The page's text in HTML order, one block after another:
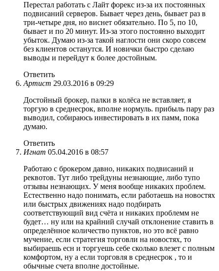
Перестал работать с Лайт форекс из-за их постоянных
подвисаний серверов. Бывает через день, бывает раз в
три-четыре дня, но виснет обязательно. По 5, по 10,
бывает и по 20 минут. Из-за этого постоянно выходит
убыток. Думаю из-за такой наглости они скоро совсем
без клиентов останутся. И новички быстро сделаю
выводы и перейдут к более достойным.
Ответить
Артист 29.03.2016 в 09:29
Достойный брокер, палки в колёса не вставляет, я
торгую в среднесрок, вполне нормуль. прибыль пару раз
выводил, собираюсь инвестировать в их памм, пока
думаю.
Ответить
Игнат 05.04.2016 в 08:57
Работаю с брокером давно, никаких подвисаний и
реквотов. Тут либо трейдуны незнающие, либо тупо
отзывы незнающих. У меня вообще никаких проблем.
Естественно надо понимать, если работаешь на новостях
или быстрых движениях надо подбирать
соответствующий вид счёта и никаких проблемм не
будет… ну или на крайний случай отклонение ставить в
определённое количество пунктов, но это всё равно
мучение, если стратегия торговли на новостях, то
выбираешь есн и торгуешь себе сколько влезет с полным
комфортом, ну а если торговля в среднесрок , то и
обычные счета вполне достойные.